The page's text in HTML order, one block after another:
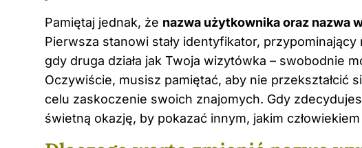
Pamiętaj jednak, że nazwa użytkownika oraz nazwa
Pierwsza stanowi stały identyfikator,
gdy druga działa jak Twoja wizytówka – swobodnie
Oczywiście, musisz pamiętać, aby nie przekształcić
celu zaskoczenie swoich znajomych. Gdy
świetną okazję, by pokazać innym, jakim